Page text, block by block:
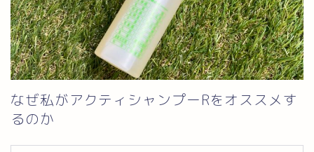
食事制限
育毛
お問い合わせ
なぜ私がアクティシャンプーRをオススメす
るのか